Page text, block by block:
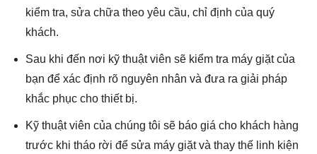
kiểm tra, sửa chữa theo yêu cầu, chỉ định của quý
khách.
Sau khi đến nơi kỹ thuật viên sẽ kiểm tra máy giặt của
bạn để xác định rõ nguyên nhân và đưa ra giải pháp
khắc phục cho thiết bị.
Kỹ thuật viên của chúng tôi sẽ báo giá cho khách hàng
trước khi tháo rời để sửa máy giặt và thay thế linh kiện